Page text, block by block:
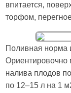
впитается,
торфом,
Поливная норма
Ориентировочно
налива плодов
по 12–15 л на 1